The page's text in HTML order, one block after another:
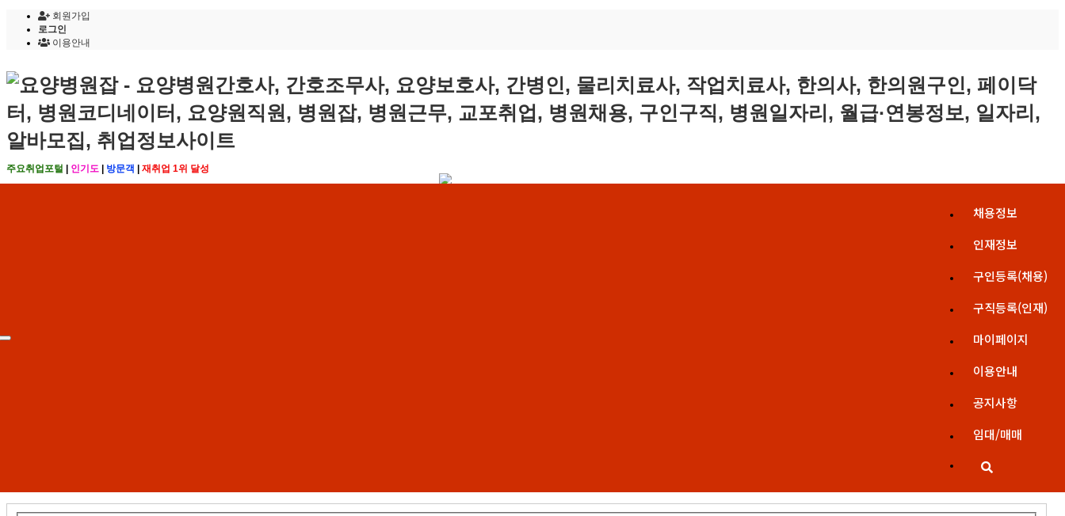
회원가입
로그인
이용안내
주요취업포털 인기도 방문객 재취업 1위 달성
채용정보
인재정보
구인등록(채용)
구직등록(인재)
마이페이지
이용안내
공지사항
임대/매매